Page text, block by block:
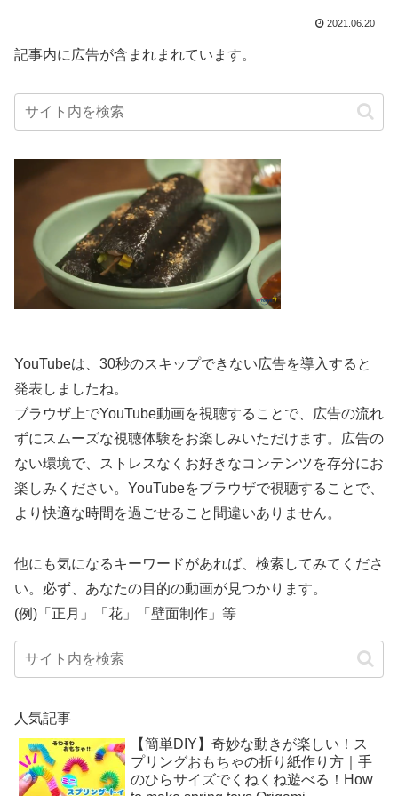
2021.06.20
記事内に広告が含まれまれています。
YouTubeは、30秒のスキップできない広告を導入すると
発表しましたね。
ブラウザ上でYouTube動画を視聴することで、広告の流れ
ずにスムーズな視聴体験をお楽しみいただけます。広告の
ない環境で、ストレスなくお好きなコンテンツを存分にお
楽しみください。YouTubeをブラウザで視聴することで、
より快適な時間を過ごせること間違いありません。
他にも気になるキーワードがあれば、検索してみてくださ
い。必ず、あなたの目的の動画が見つかります。
(例)「正月」「花」「壁面制作」等
人気記事
【簡単DIY】奇妙な動きが楽しい！ス
プリングおもちゃの折り紙作り方｜手
のひらサイズでくねくね遊べる！How